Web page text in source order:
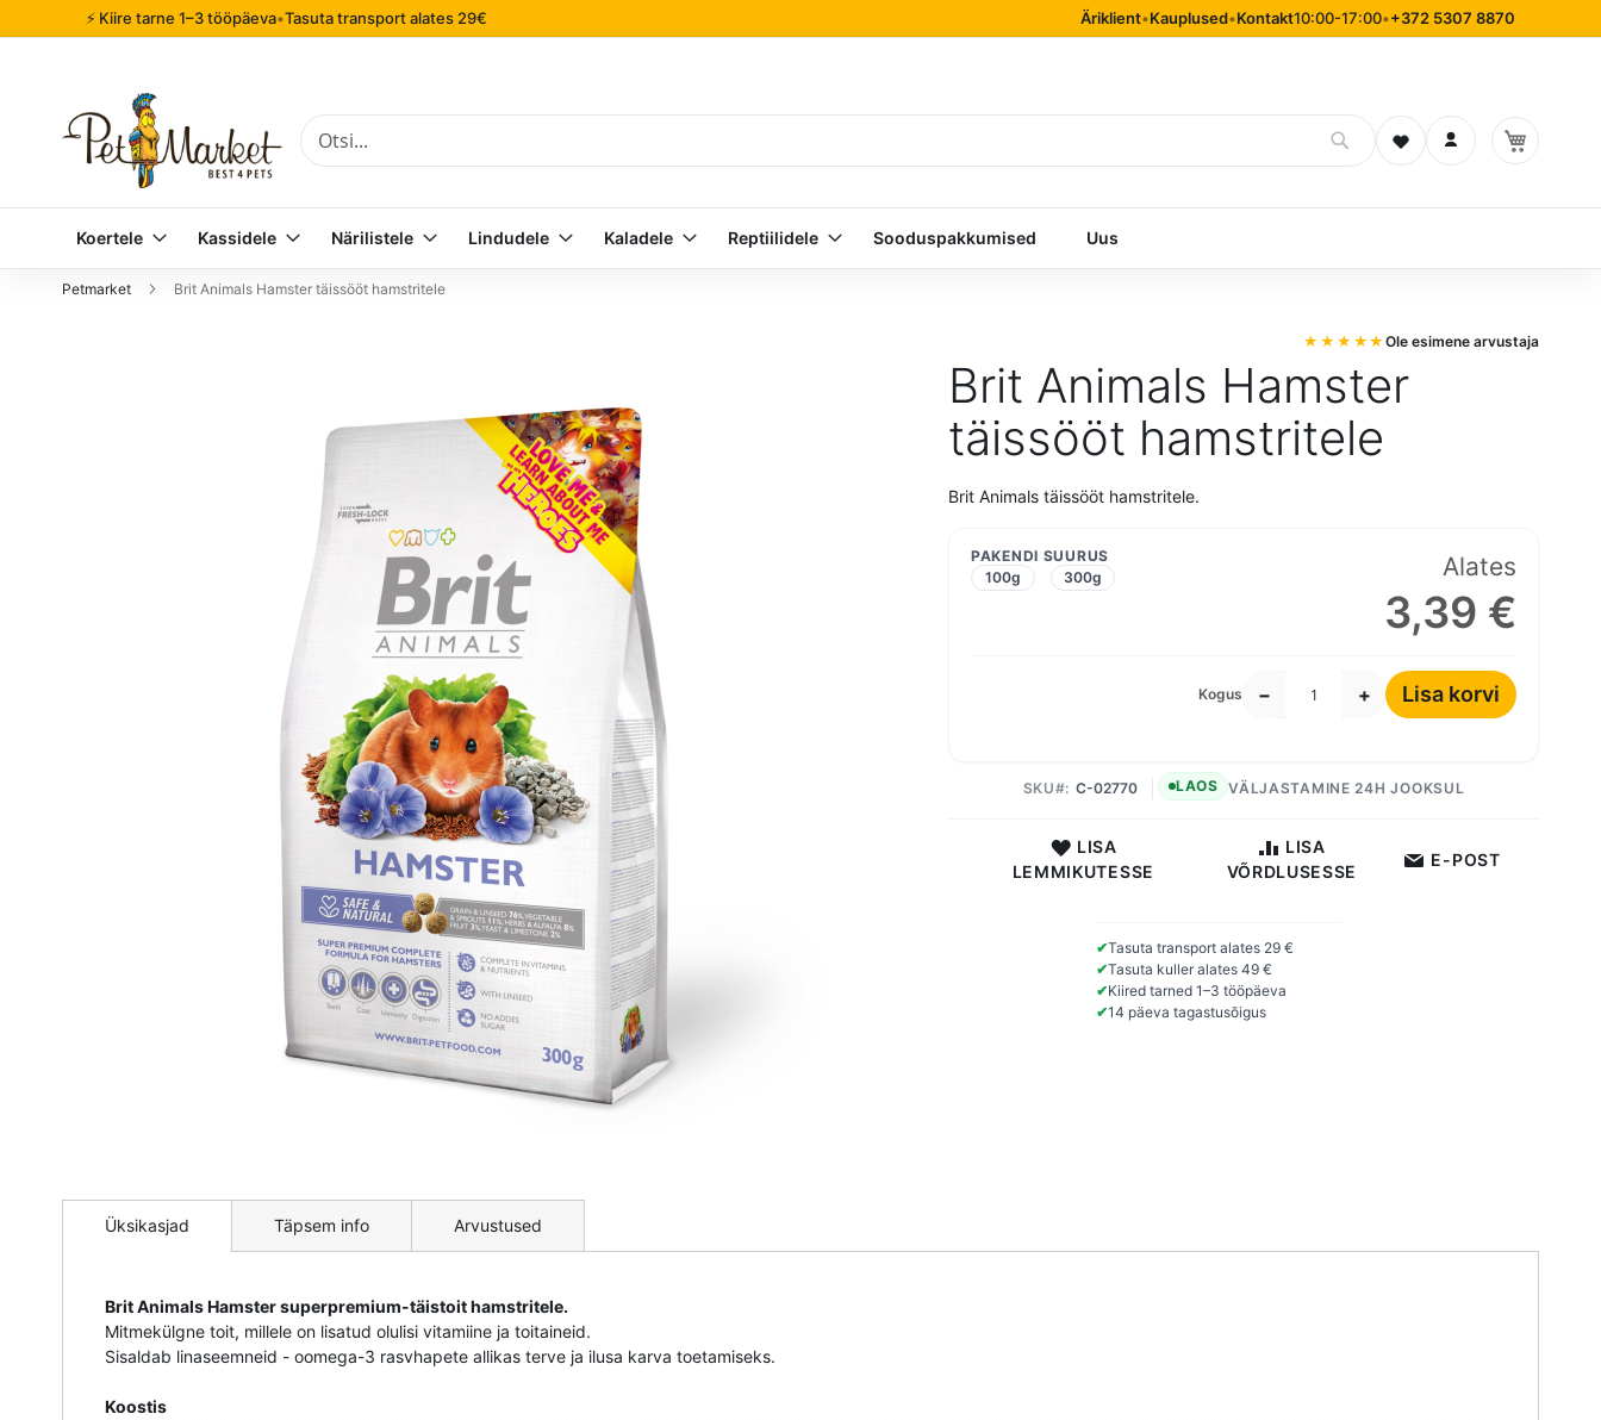
⚡ Kiire tarne 1–3 tööpäeva•Tasuta transport alates 29€ Äriklient•Kauplused•Kontakt10:00-17:00•+372 5307 8870
Otsi Soovinimekiri
Logi sisse
Koertele Kassidele Närilistele Lindudele Kaladele Reptiilidele Sooduspakkumised Uus
Petmarket Brit Animals Hamster täissööt hamstritele
Brit Animals Hamster
täissööt hamstritele
Ole esimene arvustaja
Brit Animals täissööt hamstritele.
Alates
3,39 €
PAKENDI SUURUS
100g
300g
Kogus − + Lisa korvi
VÄLJASTAMINE 24H JOOKSUL
SKU C-02770 LAOS
LISA
LEMMIKUTESSE
LISA
VÕRDLUSESSE
E-POST
✔Tasuta transport alates 29 €
✔Tasuta kuller alates 49 €
✔Kiired tarned 1–3 tööpäeva
✔14 päeva tagastusõigus
pildigalerii
algusesseÜksikasjad
Brit Animals Hamster superpremium-täistoit hamstritele.
Mitmekülgne toit, millele on lisatud olulisi vitamiine ja toitaineid.
Sisaldab linaseemneid - oomega-3 rasvhapete allikas terve ja ilusa karva toetamiseks.
Koostis
Täpsem info Arvustused